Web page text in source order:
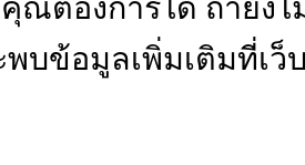
ณต้องการได้ ถ้ายัง
บข้อมูลเพิ่มเติมที่เว็